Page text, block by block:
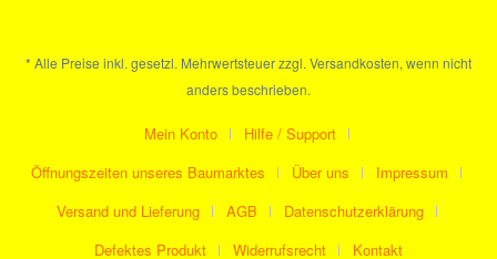
* Alle Preise inkl. gesetzl. Mehrwertsteuer zzgl. Versandkosten, wenn nicht
anders beschrieben.
Mein Konto
Hilfe / Support
Öffnungszeiten unseres Baumarktes
Über uns
Impressum
Versand und Lieferung
AGB
Datenschutzerklärung
Defektes Produkt
Widerrufsrecht Kontakt